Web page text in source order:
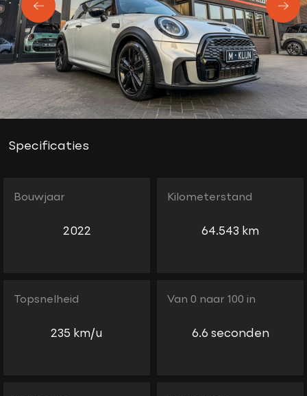
Specificaties
Bouwjaar
2022
Kilometerstand
64.543 km
Topsnelheid
235 km/u
Van 0 naar 100 in
6.6 seconden